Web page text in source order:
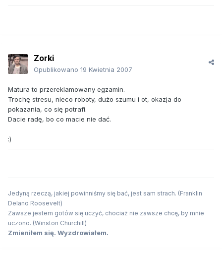
Zorki
Opublikowano 19 Kwietnia 2007
Matura to przereklamowany egzamin.
Trochę stresu, nieco roboty, dużo szumu i ot, okazja do
pokazania, co się potrafi.
Dacie radę, bo co macie nie dać.
:)
Jedyną rzeczą, jakiej powinniśmy się bać, jest sam strach. (Franklin
Delano Roosevelt)
Zawsze jestem gotów się uczyć, chociaż nie zawsze chcę, by mnie
uczono. (Winston Churchill)
Zmieniłem się. Wyzdrowiałem.